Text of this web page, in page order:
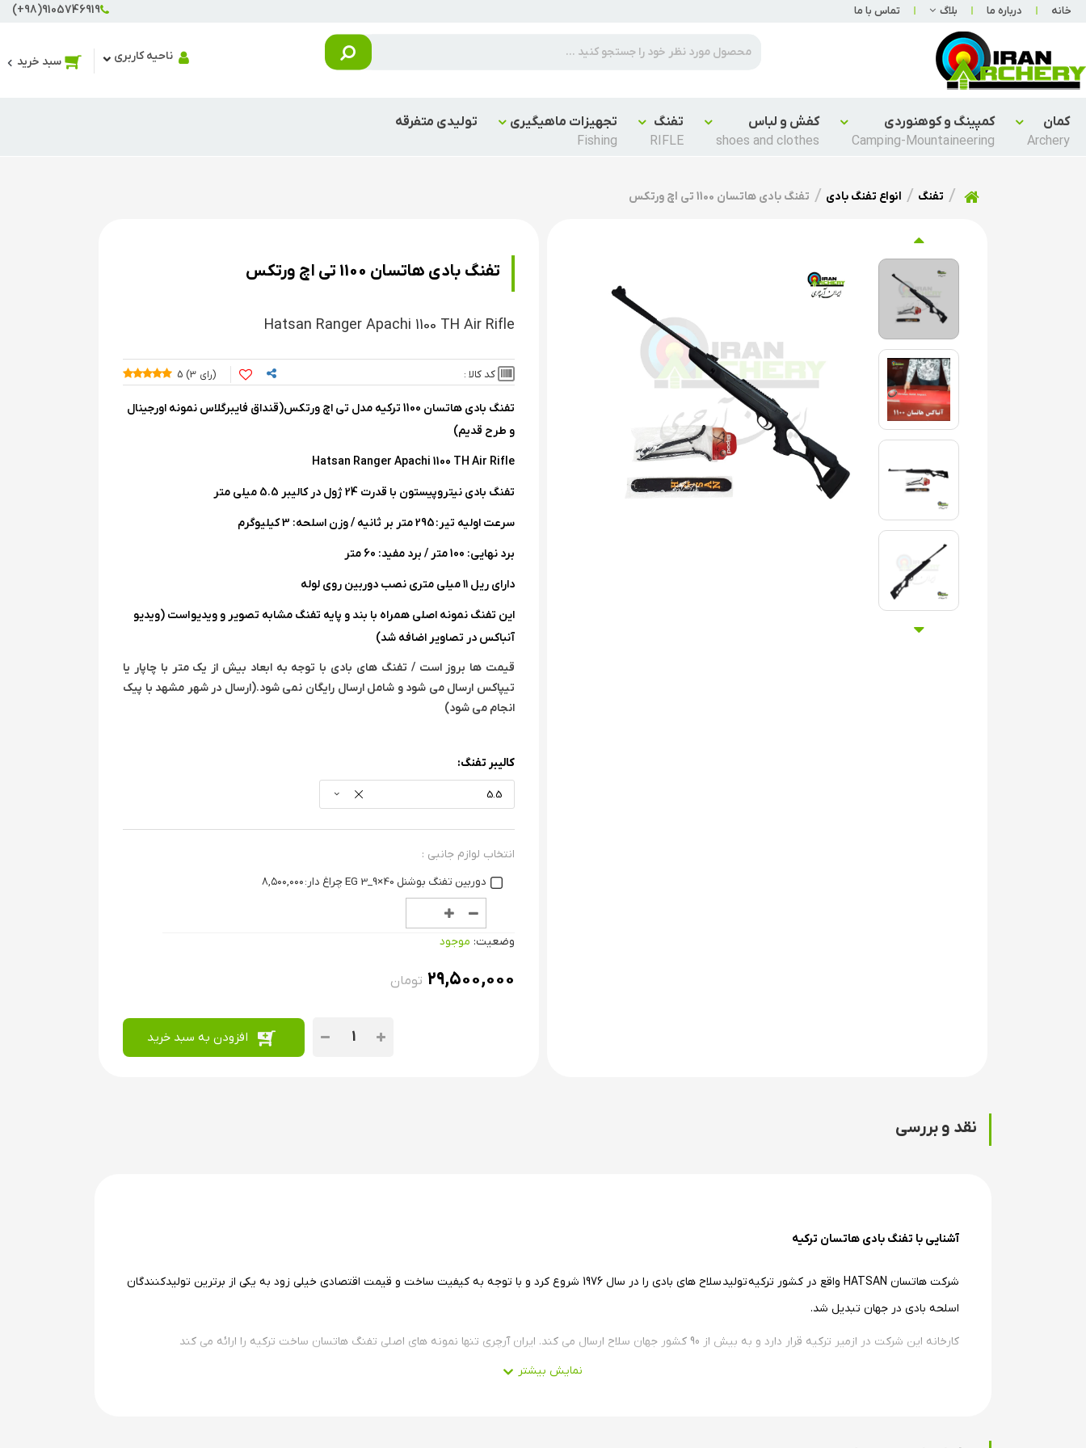
خانه درباره ما بلاگ تماس با ما (+98)9105746919
کمان
Archery
کمپینگ و کوهنوردی
Camping-Mountaineering
کفش و لباس
shoes and clothes
تفنگ
RIFLE
تجهیزات ماهیگیری
Fishing
تولیدی متفرقه
سبد خرید ناحیه کاربری
تفنگ انواع تفنگ بادی تفنگ بادی هاتسان 1100 تی اچ ورتکس
تفنگ بادی هاتسان 1100 تی اچ ورتکس
Hatsan Ranger Apachi 1100 TH Air Rifle
5 3 کد کالا :
تفنگ بادی هاتسان 1100 ترکیه مدل تی اچ ورتکس(قنداق فایبرگلاس نمونه اورجینال
و طرح قدیم)
Hatsan Ranger Apachi 1100 TH Air Rifle
تفنگ بادی نیتروپیستون با قدرت 24 ژول در کالیبر 5.5 میلی متر
سرعت اولیه تیر: 295 متر بر ثانیه / وزن اسلحه: 3 کیلیوگرم
برد نهایی: 100 متر / برد مفید: 60 متر
دارای ریل ۱۱ میلی متری نصب دوربین روی لوله
این تفنگ نمونه اصلی همراه با بند و پایه تفنگ مشابه تصویر و ویدیواست (ویدیو
آنباکس در تصاویر اضافه شد)
قیمت ها بروز است / تفنگ های بادی با توجه به ابعاد بیش از یک متر با چاپار یا
تیپاکس ارسال می شود و شامل ارسال رایگان نمی شود.(ارسال در شهر مشهد با پیک
انجام می شود)
کالیبر تفنگ:
5.5
انتخاب لوازم جانبی :
دوربین تفنگ بوشنل 40×9_3 EG چراغ دار :۸,۵۰۰,۰۰۰
وضعیت: موجود
۲۹,۵۰۰,۰۰۰ تومان
افزودن به سبد خرید
نقد و بررسی
آشنایی با تفنگ بادی هاتسان ترکیه
شرکت هاتسان HATSAN واقع در کشور ترکیه
تولید سلاح های بادی را در سال 1976 شروع کرد و با توجه به کیفیت ساخت و قیمت اقتصادی خیلی زود به یکی از برترین تولیدکنندگان
اسلحه بادی در جهان تبدیل شد.
کارخانه این شرکت در ازمیر ترکیه قرار دارد و به بیش از 90 کشور جهان سلاح ارسال می کند. ایران آرچری تنها نمونه های اصلی تفنگ هاتسان ساخت ترکیه را ارائه می کند